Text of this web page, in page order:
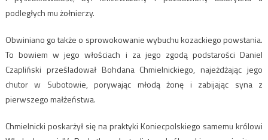
podległych mu żołnierzy.
Obwiniano go także o sprowokowanie wybuchu kozackiego powstania.
To bowiem w jego włościach i za jego zgodą podstarości Daniel
Czapliński prześladował Bohdana Chmielnickiego, najeżdżając jego
chutor w Subotowie, porywając młodą żonę i zabijając syna z
pierwszego małżeństwa.
Chmielnicki poskarżył się na praktyki Koniecpolskiego samemu królowi